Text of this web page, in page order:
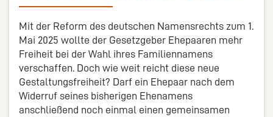
Mit der Reform des deutschen Namensrechts zum 1.
Mai 2025 wollte der Gesetzgeber Ehepaaren mehr
Freiheit bei der Wahl ihres Familiennamens
verschaffen. Doch wie weit reicht diese neue
Gestaltungsfreiheit? Darf ein Ehepaar nach dem
Widerruf seines bisherigen Ehenamens
anschließend noch einmal einen gemeinsamen